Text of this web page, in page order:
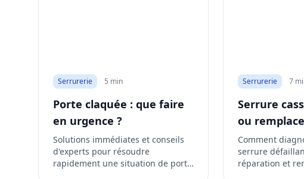
Serrurerie 5 min
Porte claquée : que faire
en urgence ?
Solutions immédiates et conseils
d'experts pour résoudre
rapidement une situation de porte
Serrurerie 7
Serrure
ou
Comment
serrure
réparation et